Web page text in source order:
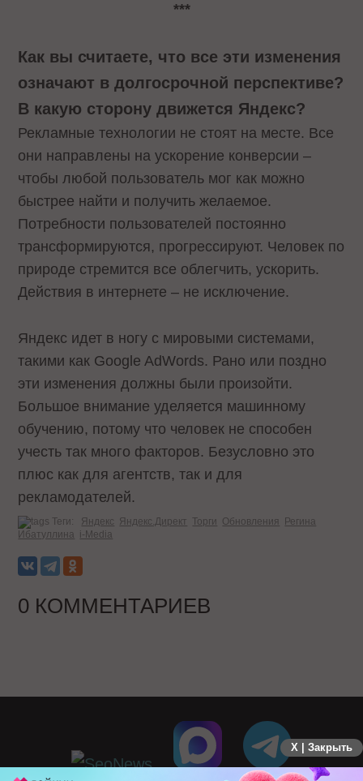
***
Как вы считаете, что все эти изменения
означают в долгосрочной перспективе?
В какую сторону движется Яндекс?
Рекламные технологии не стоят на месте. Все
они направлены на ускорение конверсии –
чтобы любой пользователь мог как можно
быстрее найти и получить желаемое.
Потребности пользователей постоянно
трансформируются, прогрессируют. Человек по
природе стремится все облегчить, ускорить.
Действия в интернете – не исключение.
Яндекс идет в ногу с мировыми системами,
такими как Google AdWords. Рано или поздно
эти изменения должны были произойти.
Большое внимание уделяется машинному
обучению, потому что человек не способен
учесть так много факторов. Безусловно это
плюс как для агентств, так и для
рекламодателей.
Теги: Яндекс Яндекс.Директ Торги Обновления
Регина
Ибатуллина i-Media
0 КОММЕНТАРИЕВ
X | Закрыть